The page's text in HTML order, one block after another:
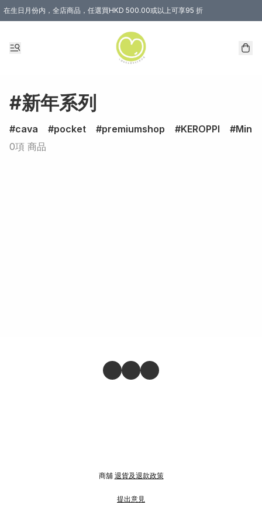
在生日月份内，全店商品，任選買HKD 500.00或以上可享95 折
#新年系列
cava pocket premiumshop KEROPPI
0項 商品
商舖 退貨及退款政策
提出意見